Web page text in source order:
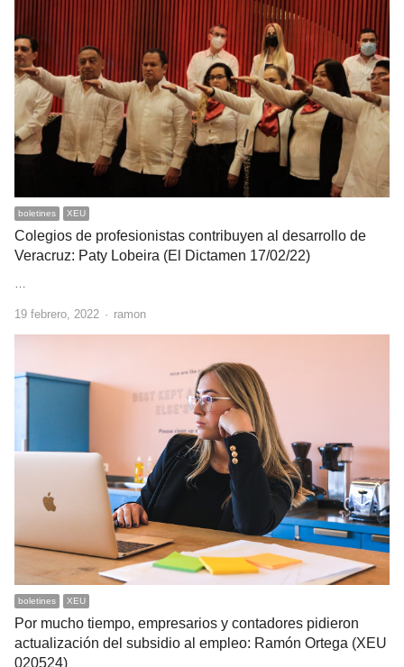
boletines XEU
Colegios de profesionistas contribuyen al desarrollo de
Veracruz: Paty Lobeira (El Dictamen 17/02/22)
…
19 febrero, 2022 Author
ramon
boletines XEU
Por mucho tiempo, empresarios y contadores pidieron
actualización del subsidio al empleo: Ramón Ortega (XEU
020524)